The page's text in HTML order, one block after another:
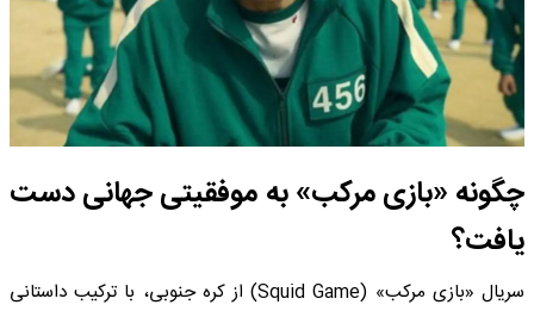
چگونه «بازی مرکب» به موفقیتی جهانی دست
یافت؟
سریال «بازی مرکب» (Squid Game) از کره جنوبی، با ترکیب داستانی